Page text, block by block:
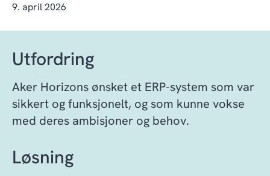
9. april 2026
Utfordring
Aker Horizons ønsket et ERP-system som var
sikkert og funksjonelt, og som kunne vokse
med deres ambisjoner og behov.
Løsning